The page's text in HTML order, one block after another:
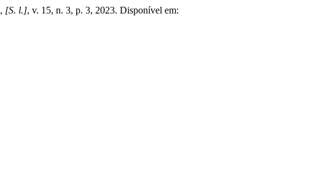
, [S. l.], v. 15, n. 3, p. 3, 2023. Disponível em: